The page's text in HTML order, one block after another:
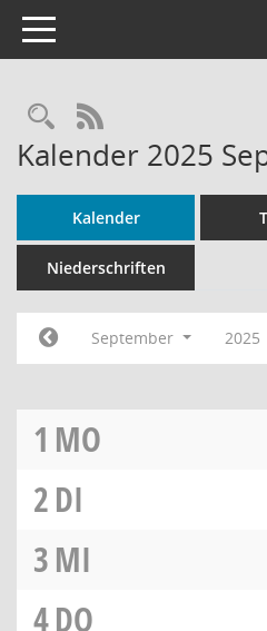
Toggle navigation
Rechercheauswahl
RSS-Feed
Kalender 2025
Kalender
Niederschriften
September 2025
1 MO
2DI
3MI
4DO